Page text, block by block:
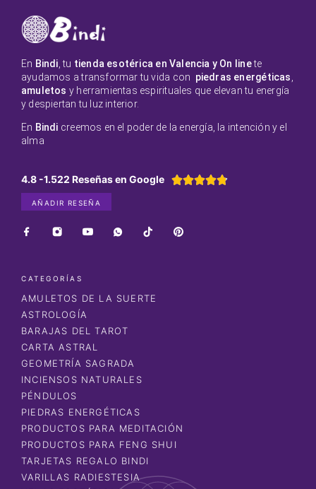
En Bindi , tu tienda esotérica en Valencia y On linete
ayudamos a transformar tu vida con piedras energéticas
amuletos y herramientas espirituales que elevan tu energía
y despiertan tu luz interior.
En Bindi creemos en el poder de la energía, la intención y el
alma
4.8 -1.522 Reseñas en Google 
AÑADIR RESEÑA
CATEGORÍAS
AMULETOS DE LA SUERTE
ASTROLOGÍA
BARAJAS DEL TAROT
CARTA ASTRAL
GEOMETRÍA SAGRADA
INCIENSOS NATURALES
PÉNDULOS
PIEDRAS ENERGÉTICAS
PRODUCTOS PARA MEDITACIÓN
PRODUCTOS PARA FENG SHUI
TARJETAS REGALO BINDI
VARILLAS RADIESTESIA